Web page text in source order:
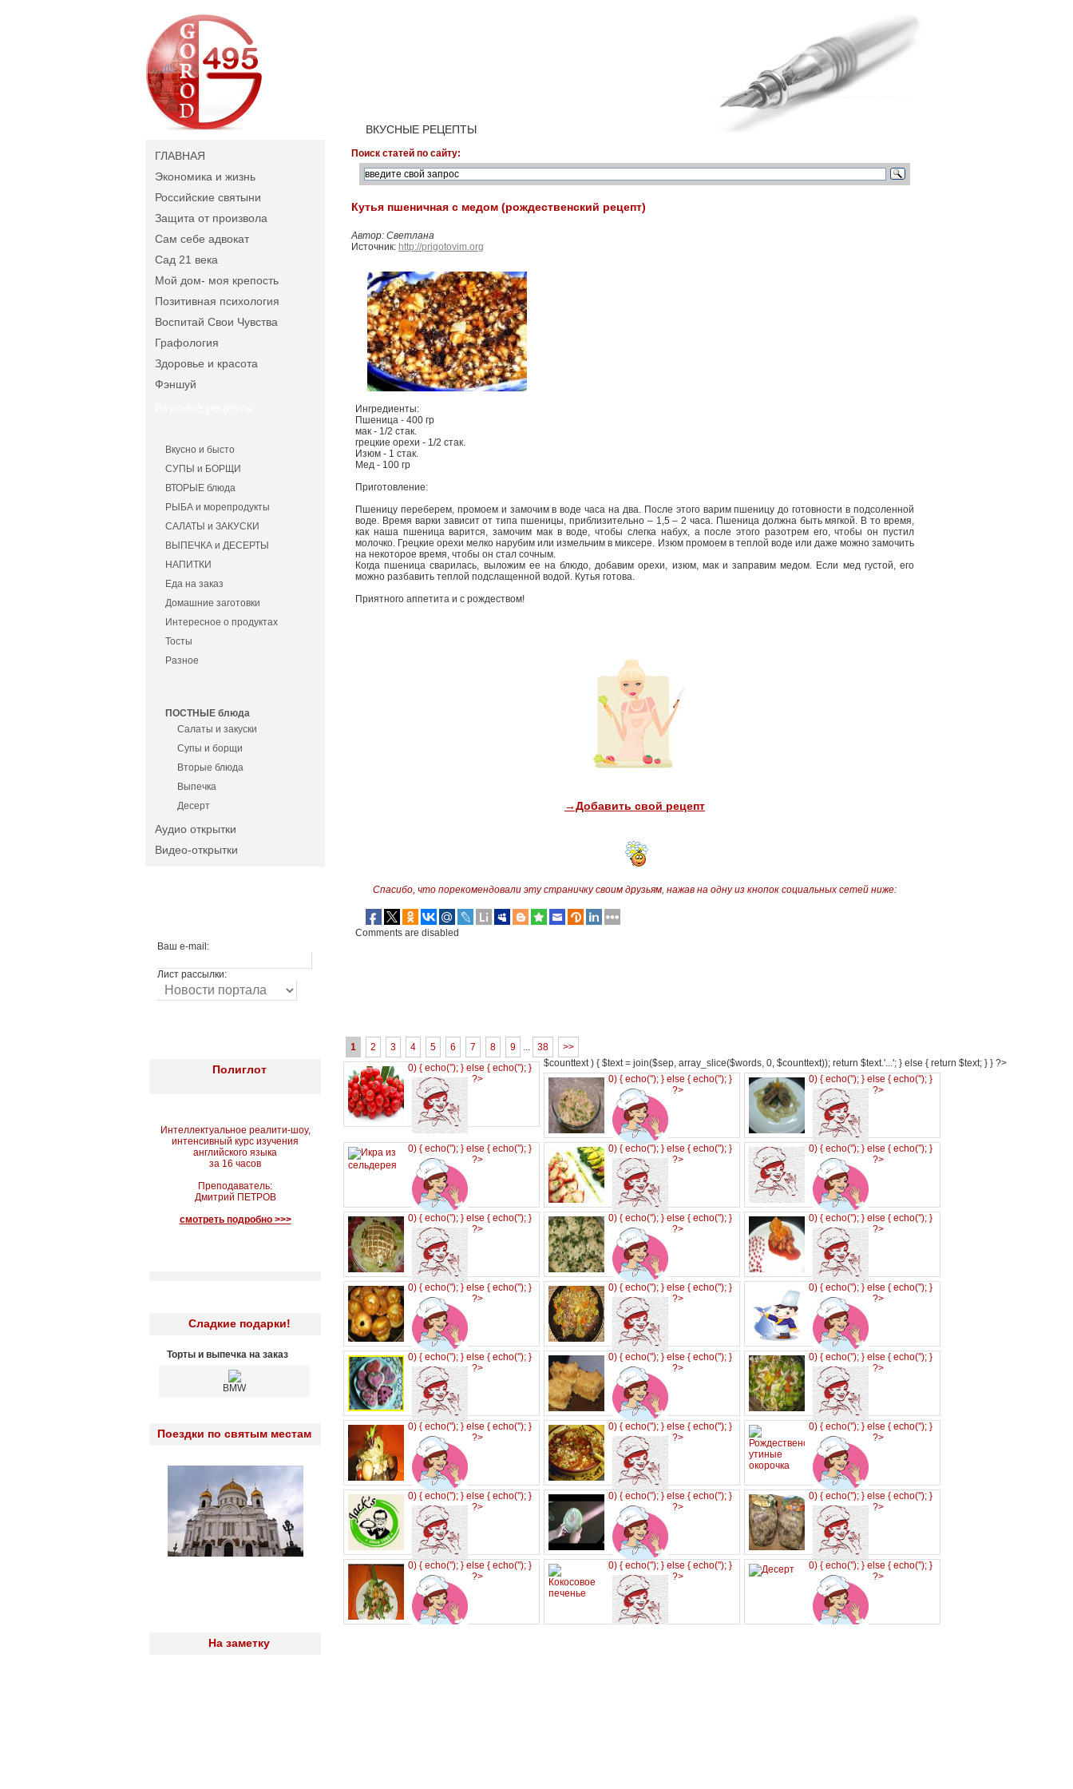
ГЛАВНАЯ
Экономика и жизнь
Российские святыни
Защита от произвола
Сам себе адвокат
Сад 21 века
Мой дом- моя крепость
Позитивная психология
Воспитай Свои Чувства
Графология
Здоровье и красота
Фэншуй
Вкусно и бысто
СУПЫ и БОРЩИ
ВТОРЫЕ блюда
РЫБА и морепродукты
САЛАТЫ и ЗАКУСКИ
ВЫПЕЧКА и ДЕСЕРТЫ
НАПИТКИ
Еда на заказ
Домашние заготовки
Интересное о продуктах
Тосты
Разное
ПОСТНЫЕ блюда
Салаты и закуски
Супы и борщи
Вторые блюда
Выпечка
Десерт
Аудио открытки
Видео-открытки
Ваш e-mail:
Лист рассылки:
Полиглот
Интеллектуальное реалити-шоу,
интенсивный курс изучения
английского языка
за 16 часов
Преподаватель:
Дмитрий ПЕТРОВ
смотреть подробно >>>
Сладкие подарки!
Торты и выпечка на заказ
BMW
Поездки по святым местам
На заметку
ВКУСНЫЕ РЕЦЕПТЫ
Поиск статей по сайту:
Кутья пшеничная с медом (рождественский рецепт)
Автор: Светлана
Источник: http://prigotovim.org
Ингредиенты:
Пшеница - 400 гр
мак - 1/2 стак.
грецкие орехи - 1/2 стак.
Изюм - 1 стак.
Мед - 100 гр
Приготовление:
Пшеницу переберем, промоем и замочим в воде часа на два. После этого варим пшеницу до готовности в подсоленной
воде. Время варки зависит от типа пшеницы, приблизительно – 1,5 – 2 часа. Пшеница должна быть мягкой. В то время,
как наша пшеница варится, замочим мак в воде, чтобы слегка набух, а после этого разотрем его, чтобы он пустил
молочко. Грецкие орехи мелко нарубим или измельчим в миксере. Изюм промоем в теплой воде или даже можно замочить
на некоторое время, чтобы он стал сочным.
Когда пшеница сварилась, выложим ее на блюдо, добавим орехи, изюм, мак и заправим медом. Если мед густой, его
можно разбавить теплой подслащенной водой. Кутья готова.
Приятного аппетита и с рождеством!
→Добавить свой рецепт
Спасибо, что порекомендовали эту страничку своим друзьям, нажав на одну из кнопок социальных сетей ниже:
Comments are disabled
1 2 3 4 5 6 7 8 9 ... 38
>>
$counttext ) { $text = join($sep, array_slice($words, 0, $counttext)); return $text.'...'; } else { return $text; } } ?>
0) { echo(''); } else { echo(''); }
?>
0) { echo(''); } else { echo(''); }
?>
0) { echo(''); } else { echo(''); }
?>
0) { echo(''); } else { echo(''); }
?>
0) { echo(''); } else { echo(''); }
?>
0) { echo(''); } else { echo(''); }
?>
0) { echo(''); } else { echo(''); }
?>
0) { echo(''); } else { echo(''); }
?>
0) { echo(''); } else { echo(''); }
?>
0) { echo(''); } else { echo(''); }
?>
0) { echo(''); } else { echo(''); }
?>
0) { echo(''); } else { echo(''); }
?>
0) { echo(''); } else { echo(''); }
?>
0) { echo(''); } else { echo(''); }
?>
0) { echo(''); } else { echo(''); }
?>
0) { echo(''); } else { echo(''); }
?>
0) { echo(''); } else { echo(''); }
?>
0) { echo(''); } else { echo(''); }
?>
0) { echo(''); } else { echo(''); }
?>
0) { echo(''); } else { echo(''); }
?>
0) { echo(''); } else { echo(''); }
?>
0) { echo(''); } else { echo(''); }
?>
0) { echo(''); } else { echo(''); }
?>
0) { echo(''); } else { echo(''); }
?>